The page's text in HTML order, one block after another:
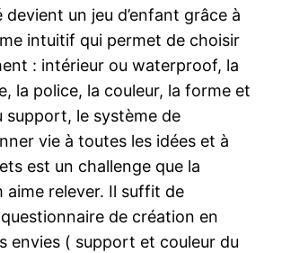
devient un jeu d’enfant grâce à
intuitif qui permet de choisir
: intérieur ou waterproof, la
la police, la couleur, la forme et
support, le système de
vie à toutes les idées et à
est un challenge que la
aime relever. Il suffit de
de création en
envies ( support et couleur du